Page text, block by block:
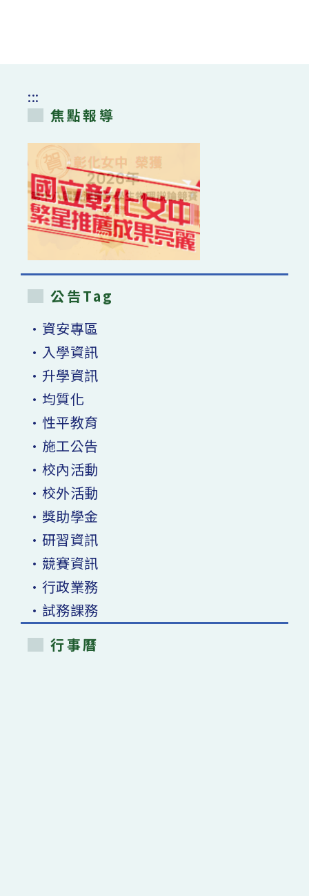
:::
焦點報導
公告Tag
•資安專區
•入學資訊
•升學資訊
•均質化
•性平教育
•施工公告
•校內活動
•校外活動
•獎助學金
•研習資訊
•競賽資訊
•行政業務
•試務課務
行事曆